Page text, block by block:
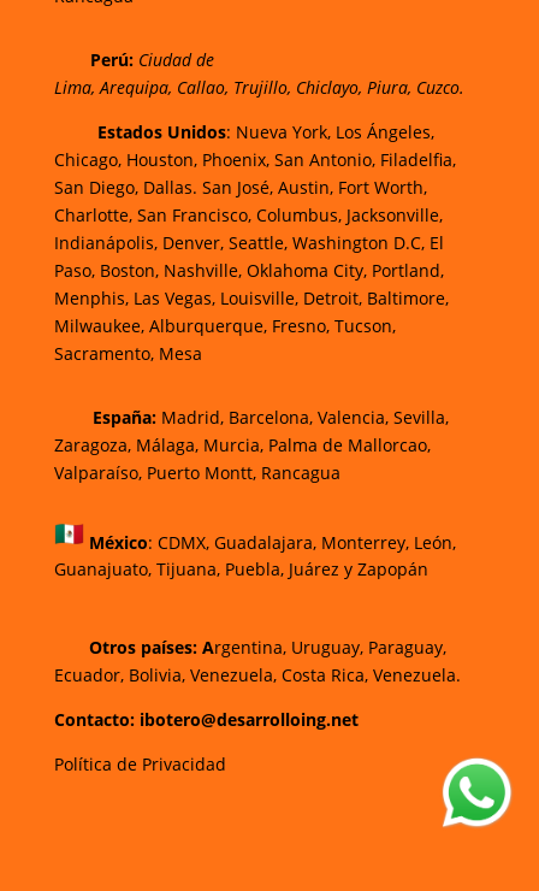
Perú: Ciudad de
Lima, Arequipa, Callao, Trujillo, Chiclayo, Piura, Cuzco.
Estados Unidos: Nueva York, Los Ángeles,
Chicago, Houston, Phoenix, San Antonio, Filadelfia,
San Diego, Dallas. San José, Austin, Fort Worth,
Charlotte, San Francisco, Columbus, Jacksonville,
Indianápolis, Denver, Seattle, Washington D.C, El
Paso, Boston, Nashville, Oklahoma City, Portland,
Menphis, Las Vegas, Louisville, Detroit, Baltimore,
Milwaukee, Alburquerque, Fresno, Tucson,
Sacramento, Mesa
España: Madrid, Barcelona, Valencia, Sevilla,
Zaragoza, Málaga, Murcia, Palma de Mallorcao,
Valparaíso, Puerto Montt, Rancagua
México: CDMX, Guadalajara, Monterrey, León,
Guanajuato, Tijuana, Puebla, Juárez y Zapopán
Otros países: Argentina, Uruguay, Paraguay,
Ecuador, Bolivia, Venezuela, Costa Rica, Venezuela.
Contacto: ibotero@desarrolloing.net
Política de Privacidad
w